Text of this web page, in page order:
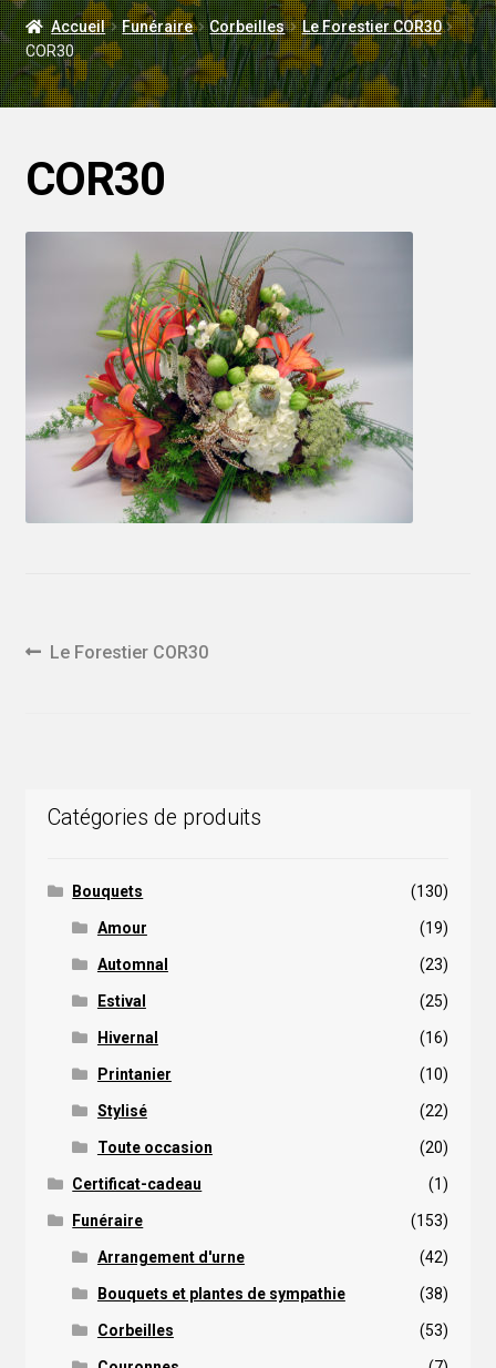
LIVRAISON
MARIAGE
Accueil Funéraire Corbeilles
Le Forestier COR30
COR30
COR30
Navigation
Article
Le Forestier COR30
Catégories de produits
Bouquets (130)
Amour (19)
Automnal (23)
Estival (25)
Hivernal (16)
Printanier (10)
Stylisé (22)
Toute occasion (20)
Certificat-cadeau (1)
Funéraire (153)
Arrangement d'urne (42)
Bouquets et plantes de sympathie (38)
Corbeilles (53)